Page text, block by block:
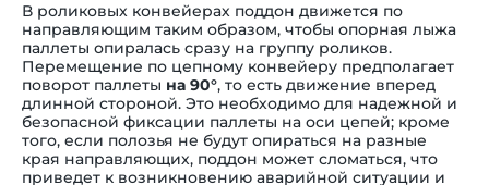
В роликовых конвейерах поддон движется по
направляющим таким образом, чтобы опорная лыжа
паллеты опиралась сразу на группу роликов.
Перемещение по цепному конвейеру предполагает
поворот паллеты на 90°, то есть движение вперед
длинной стороной. Это необходимо для надежной и
безопасной фиксации паллеты на оси цепей; кроме
того, если полозья не будут опираться на разные
края направляющих, поддон может сломаться, что
приведет к возникновению аварийной ситуации и